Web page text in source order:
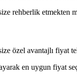
rehberlik etmekten
özel avantajlı
en uygun fiyat